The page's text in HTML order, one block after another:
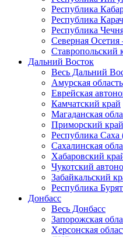
Республика
Республика
Республика
Северная
Ставропольский
Дальний Восток
Весь Дальний
Амурская область
Еврейская
Камчатский край
Магаданская
Приморский край
Республика Саха
Сахалинская
Хабаровский
Чукотский
Забайкальский
Республика
Донбасс
Весь Донбасс
Запорожская
Херсонская